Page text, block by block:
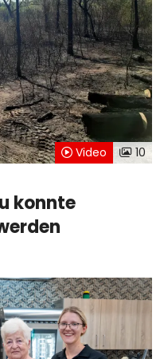
Video 10
konnte